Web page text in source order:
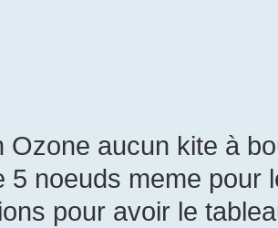
Ozone aucun kite à
5 noeuds meme pour
pour avoir le